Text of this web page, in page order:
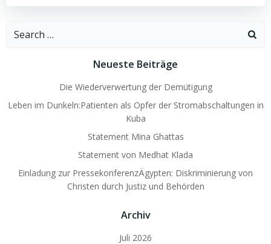
Search
Neueste Beiträge
Die Wiederverwertung der Demütigung
Leben im Dunkeln:Patienten als Opfer der Stromabschaltungen in
Kuba
Statement Mina Ghattas
Statement von Medhat Klada
Einladung zur PressekonferenzÄgypten: Diskriminierung von
Christen durch Justiz und Behörden
Archiv
Juli 2026